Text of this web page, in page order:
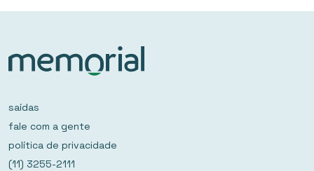
saídas
fale com a gente
política de privacidade
(11) 3255-2111